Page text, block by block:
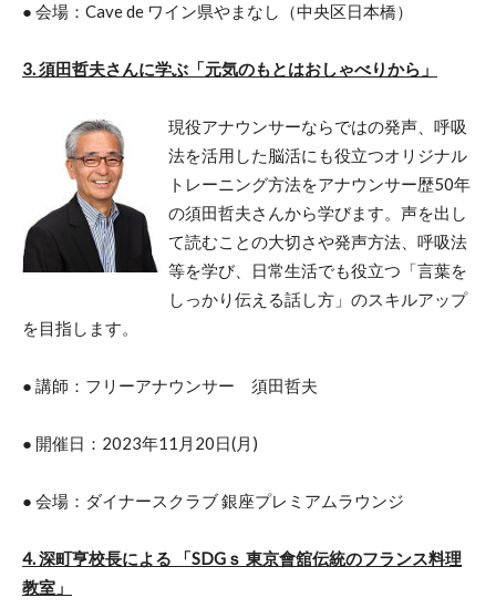
● 会場：Cave de ワイン県やまなし（中央区日本橋）
3. 須田哲夫さんに学ぶ「元気のもとはおしゃべりから」
現役アナウンサーならではの発声、呼吸
法を活用した脳活にも役立つオリジナル
トレーニング方法をアナウンサー歴50年
の須田哲夫さんから学びます。声を出し
て読むことの大切さや発声方法、呼吸法
等を学び、日常生活でも役立つ「言葉を
しっかり伝える話し方」のスキルアップ
を目指します。
● 講師：フリーアナウンサー 須田哲夫
● 開催日：2023年11月20日(月)
● 会場：ダイナースクラブ 銀座プレミアムラウンジ
4. 深町亨校長による 「SDGｓ 東京會舘伝統のフランス料理
教室」